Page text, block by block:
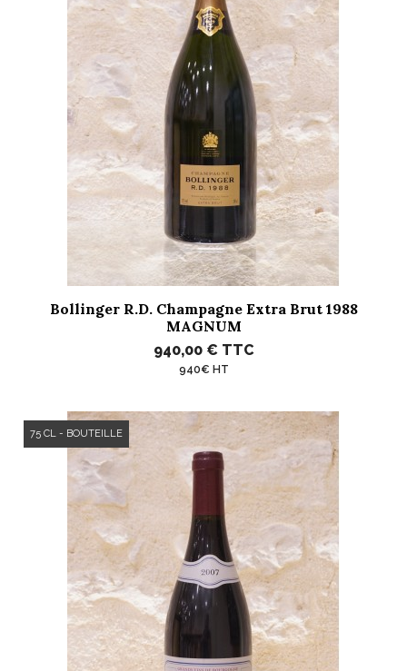
Bollinger R.D. Champagne Extra Brut 1988
MAGNUM
940,00 € TTC
940€ HT
75 CL - BOUTEILLE